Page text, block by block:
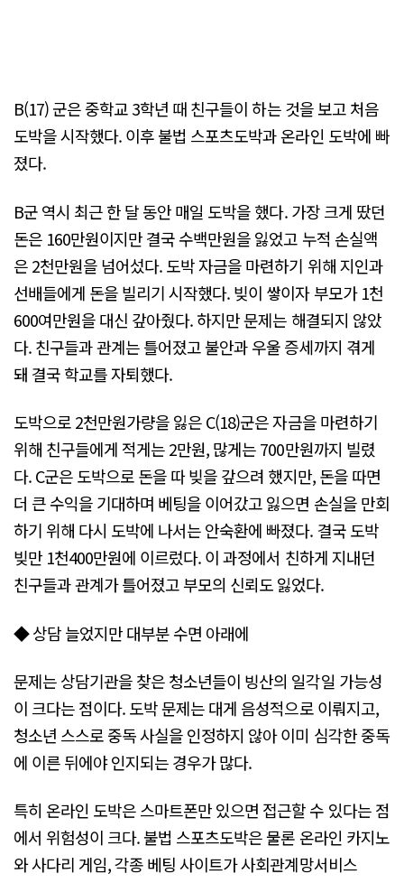
B(17) 군은 중학교 3학년 때 친구들이 하는 것을 보고 처음
도박을 시작했다. 이후 불법 스포츠도박과 온라인 도박에 빠
졌다.
B군 역시 최근 한 달 동안 매일 도박을 했다. 가장 크게 땄던
돈은 160만원이지만 결국 수백만원을 잃었고 누적 손실액
은 2천만원을 넘어섰다. 도박 자금을 마련하기 위해 지인과
선배들에게 돈을 빌리기 시작했다. 빚이 쌓이자 부모가 1천
600여만원을 대신 갚아줬다. 하지만 문제는 해결되지 않았
다. 친구들과 관계는 틀어졌고 불안과 우울 증세까지 겪게
돼 결국 학교를 자퇴했다.
도박으로 2천만원가량을 잃은 C(18)군은 자금을 마련하기
위해 친구들에게 적게는 2만원, 많게는 700만원까지 빌렸
다. C군은 도박으로 돈을 따 빚을 갚으려 했지만, 돈을 따면
더 큰 수익을 기대하며 베팅을 이어갔고 잃으면 손실을 만회
하기 위해 다시 도박에 나서는 안숙환에 빠졌다. 결국 도박
빚만 1천400만원에 이르렀다. 이 과정에서 친하게 지내던
친구들과 관계가 틀어졌고 부모의 신뢰도 잃었다.
◆ 상담 늘었지만 대부분 수면 아래에
문제는 상담기관을 찾은 청소년들이 빙산의 일각일 가능성
이 크다는 점이다. 도박 문제는 대게 음성적으로 이뤄지고,
청소년 스스로 중독 사실을 인정하지 않아 이미 심각한 중독
에 이른 뒤에야 인지되는 경우가 많다.
특히 온라인 도박은 스마트폰만 있으면 접근할 수 있다는 점
에서 위험성이 크다. 불법 스포츠도박은 물론 온라인 카지노
와 사다리 게임, 각종 베팅 사이트가 사회관계망서비스